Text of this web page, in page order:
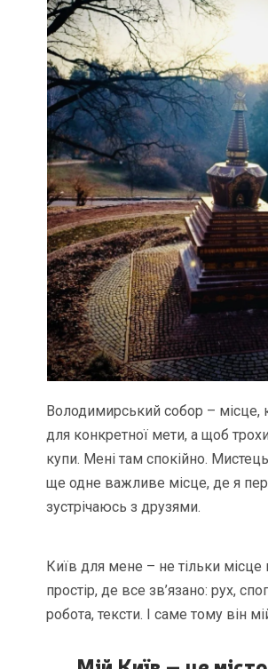
Володимирський собор – місце,
для конкретної мети, а щоб
купи. Мені там спокійно.
ще одне важливе місце, де я
зустрічаюсь з друзями.
Київ для мене – не тільки
простір, де все зв’язано: рух,
робота, тексти. І саме тому він